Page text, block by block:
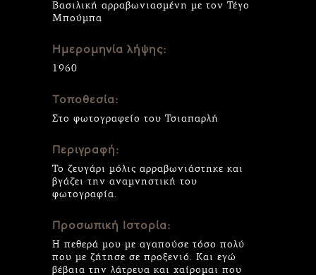
Βασιλική αρραβωνιασμένη με τον Τέγο
Μπούμπα
Ημερομηνία λήψης:
1960
Τοποθεσία:
Στο φωτογραφείο του Τσιαπαρλή
Περιγραφή:
Το ζευγάρι μόλις αρραβωνιάστηκε και
βγάζει την αναμνηστική του
φωτογραφία.
Προσωπική Ιστορία:
Η πεθερά μου με αγαπούσε τόσο πολύ
που με ζήτησε σε προξενιό. Και εγώ
βέβαια την λάτρευα και χαίρομαι που